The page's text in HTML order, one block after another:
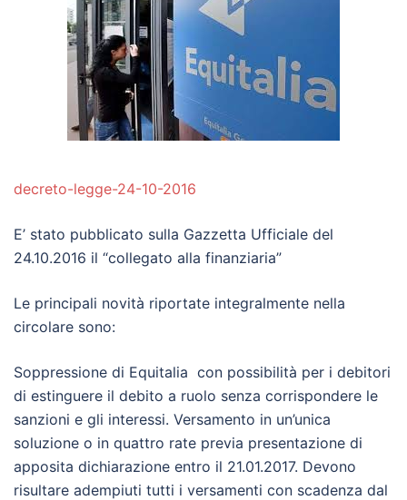
decreto-legge-24-10-2016
E’ stato pubblicato sulla Gazzetta Ufficiale del
24.10.2016 il “collegato alla finanziaria”
Le principali novità riportate integralmente nella
circolare sono:
Soppressione di Equitalia con possibilità per i debitori
di estinguere il debito a ruolo senza corrispondere le
sanzioni e gli interessi. Versamento in un’unica
soluzione o in quattro rate previa presentazione di
apposita dichiarazione entro il 21.01.2017. Devono
risultare adempiuti tutti i versamenti con scadenza dal